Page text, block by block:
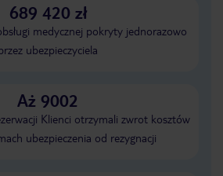
689 420 zł
medycznej pokryty jednorazowo
ubezpieczyciela
Aż 9002
Klienci otrzymali zwrot kosztów
ubezpieczenia od rezygnacji